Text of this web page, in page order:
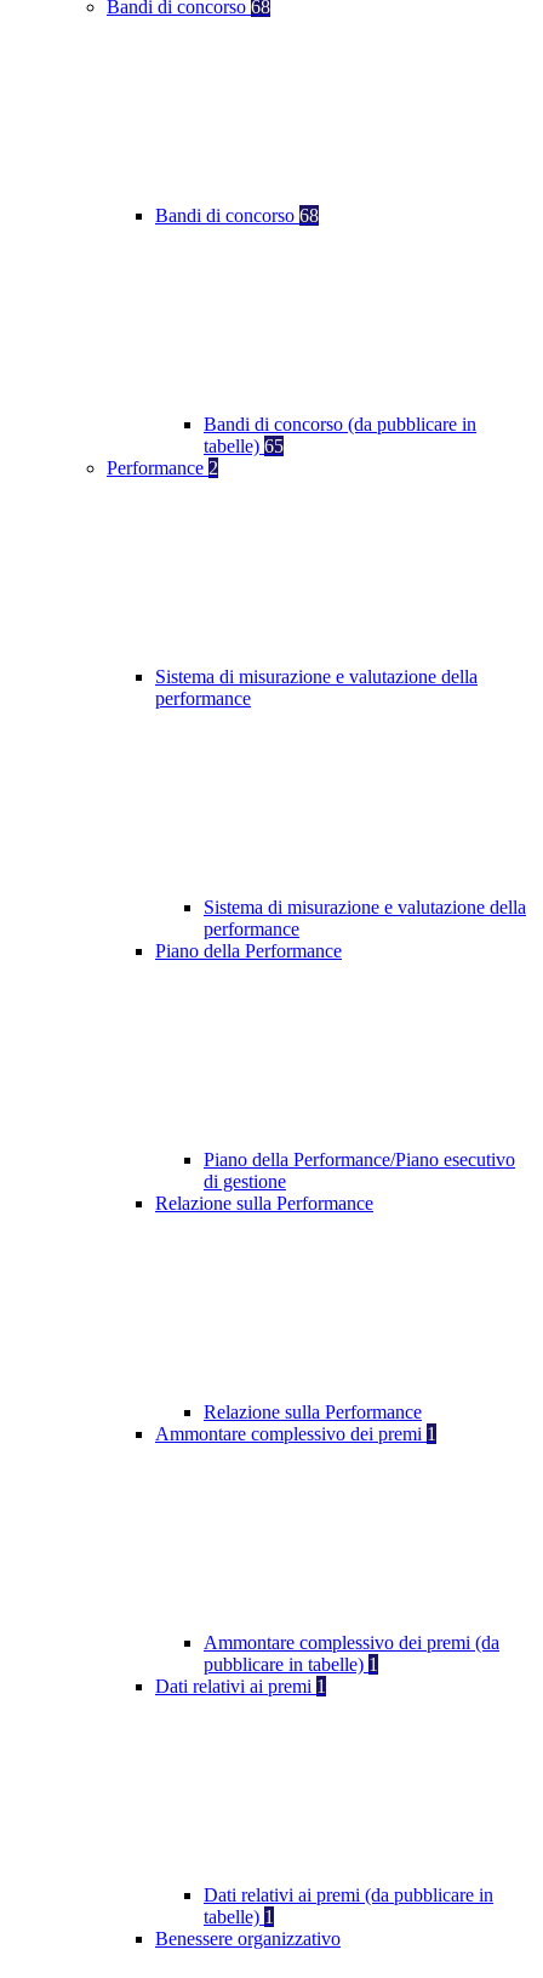
Bandi di concorso 68
Bandi di concorso 68
Bandi di concorso (da pubblicare in
tabelle) 65
Performance 2
Sistema di misurazione e valutazione della
performance
Sistema di misurazione e valutazione della
performance
Piano della Performance
Piano della Performance/Piano esecutivo
di gestione
Relazione sulla Performance
Relazione sulla Performance
Ammontare complessivo dei premi 1
Ammontare complessivo dei premi (da
pubblicare in tabelle) 1
Dati relativi ai premi 1
Dati relativi ai premi (da pubblicare in
tabelle) 1
Benessere organizzativo